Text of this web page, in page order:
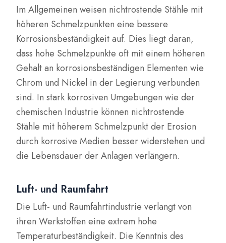
Im Allgemeinen weisen nichtrostende Stähle mit
höheren Schmelzpunkten eine bessere
Korrosionsbeständigkeit auf. Dies liegt daran,
dass hohe Schmelzpunkte oft mit einem höheren
Gehalt an korrosionsbeständigen Elementen wie
Chrom und Nickel in der Legierung verbunden
sind. In stark korrosiven Umgebungen wie der
chemischen Industrie können nichtrostende
Stähle mit höherem Schmelzpunkt der Erosion
durch korrosive Medien besser widerstehen und
die Lebensdauer der Anlagen verlängern.
Luft- und Raumfahrt
Die Luft- und Raumfahrtindustrie verlangt von
ihren Werkstoffen eine extrem hohe
Temperaturbeständigkeit. Die Kenntnis des